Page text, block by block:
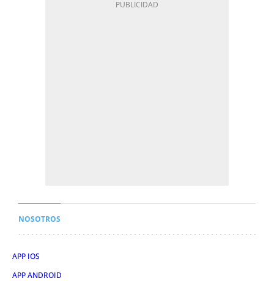
NOSOTROS
APP IOS
APP ANDROID